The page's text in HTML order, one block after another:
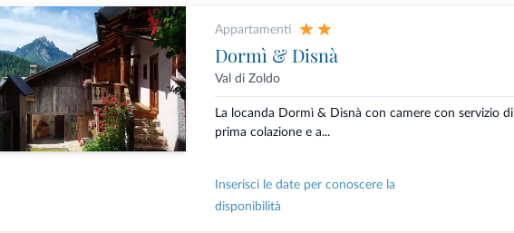
Appartamenti
Dormì & Disnà
Val di Zoldo
La locanda Dormì & Disnà con camere con servizio di
prima colazione e a...
Inserisci le date per conoscere la
disponibilità